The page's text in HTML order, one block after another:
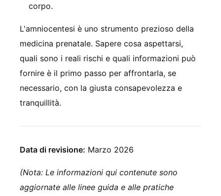
corpo.
L'amniocentesi è uno strumento prezioso della
medicina prenatale. Sapere cosa aspettarsi,
quali sono i reali rischi e quali informazioni può
fornire è il primo passo per affrontarla, se
necessario, con la giusta consapevolezza e
tranquillità.
Data di revisione: Marzo 2026
(Nota: Le informazioni qui contenute sono
aggiornate alle linee guida e alle pratiche